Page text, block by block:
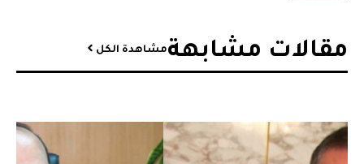
مقالات مشابهة​مشاهدة الكل